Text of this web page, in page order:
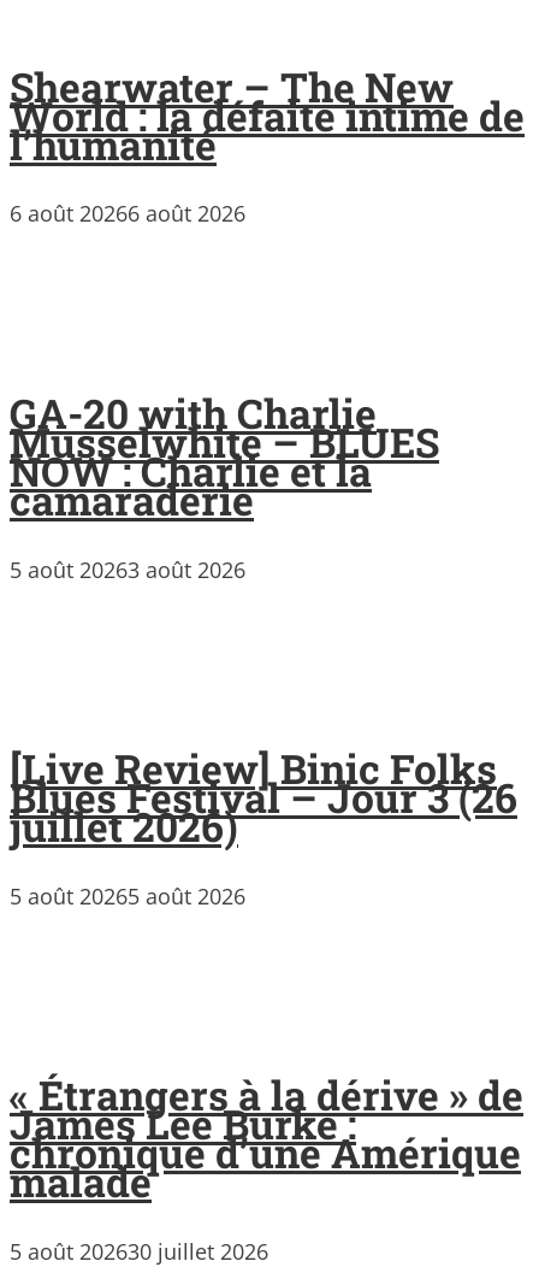
Shearwater – The New
World : la défaite intime de
l’humanité
6 août 20266 août 2026
GA-20 with Charlie
Musselwhite – BLUES
NOW : Charlie et la
camaraderie
5 août 20263 août 2026
[Live Review] Binic Folks
Blues Festival – Jour 3 (26
juillet 2026)
5 août 20265 août 2026
« Étrangers à la dérive » de
James Lee Burke :
chronique d’une Amérique
malade
5 août 202630 juillet 2026